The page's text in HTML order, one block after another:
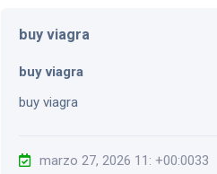
buy viagra
buy viagra
buy viagra
marzo 27, 2026 11: +00:0033